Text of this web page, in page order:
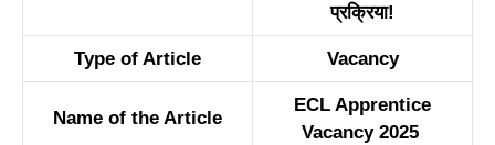
प्रक्रिया!
Type of Article Vacancy
Name of the Article
ECL Apprentice
Vacancy 2025